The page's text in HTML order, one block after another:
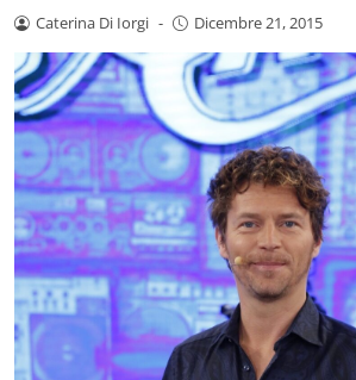
Caterina Di Iorgi - Dicembre 21, 2015